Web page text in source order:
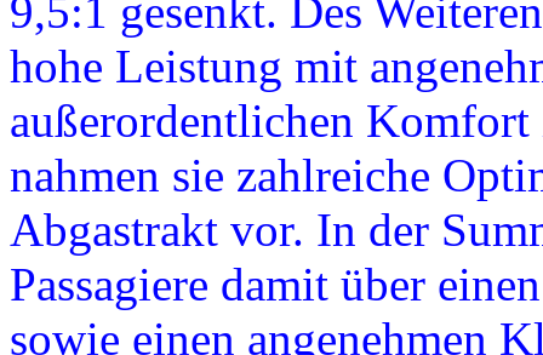
9,5:1 gesenkt. Des
hohe Leistung mit
außerordentlichen
nahmen sie zahlreiche
Abgastrakt vor. In der
Passagiere damit über
sowie einen angenehmen